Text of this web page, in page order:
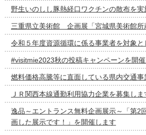
野生いのしし豚熱経口ワクチンの散布を実
三重県立美術館 企画展「宮城県美術館
令和５年度資源循環に係る事業者を対象
#visitmie2023秋の投稿キャンペーンを開
燃料価格高騰等に直面している県内交通事
ＪＲ関西本線通勤利用協力企業を募集し
逸品～エントランス無料企画展示～「第
画した展示です！」を開催します